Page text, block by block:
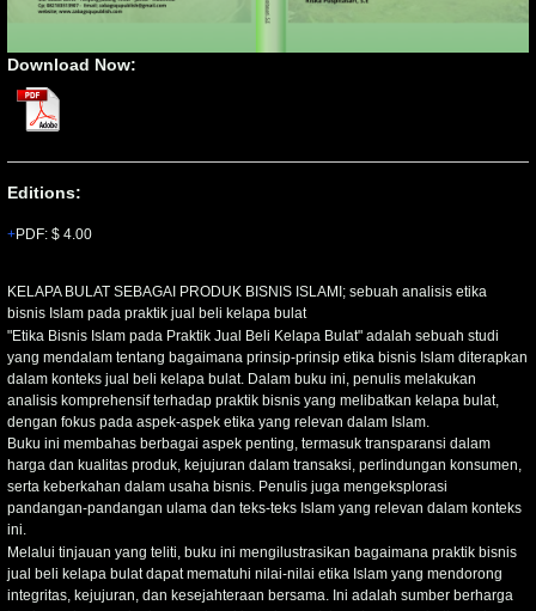
Download Now:
Editions:
PDF:$ 4.00
KELAPA BULAT SEBAGAI PRODUK BISNIS ISLAMI; sebuah analisis etika
bisnis Islam pada praktik jual beli kelapa bulat
"Etika Bisnis Islam pada Praktik Jual Beli Kelapa Bulat" adalah sebuah studi
yang mendalam tentang bagaimana prinsip-prinsip etika bisnis Islam diterapkan
dalam konteks jual beli kelapa bulat. Dalam buku ini, penulis melakukan
analisis komprehensif terhadap praktik bisnis yang melibatkan kelapa bulat,
dengan fokus pada aspek-aspek etika yang relevan dalam Islam.
Buku ini membahas berbagai aspek penting, termasuk transparansi dalam
harga dan kualitas produk, kejujuran dalam transaksi, perlindungan konsumen,
serta keberkahan dalam usaha bisnis. Penulis juga mengeksplorasi
pandangan-pandangan ulama dan teks-teks Islam yang relevan dalam konteks
ini.
Melalui tinjauan yang teliti, buku ini mengilustrasikan bagaimana praktik bisnis
jual beli kelapa bulat dapat mematuhi nilai-nilai etika Islam yang mendorong
integritas, kejujuran, dan kesejahteraan bersama. Ini adalah sumber berharga